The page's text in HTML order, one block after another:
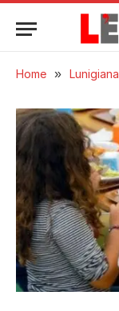
Home » Lunigiana